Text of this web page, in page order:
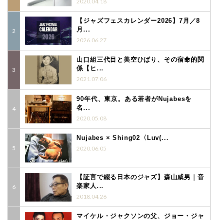
【ジャズフェスカレンダー2026】7月／8
月...
2026.06.27
山口組三代目と美空ひばり、その宿命的関
係【ヒ...
2021.07.06
90年代、東京。ある若者がNujabesを
名...
2020.05.08
Nujabes × Shing02〈Luv(...
2020.06.05
【証言で綴る日本のジャズ】森山威男｜音
楽家人...
2018.04.26
マイケル・ジャクソンの父、ジョー・ジャ